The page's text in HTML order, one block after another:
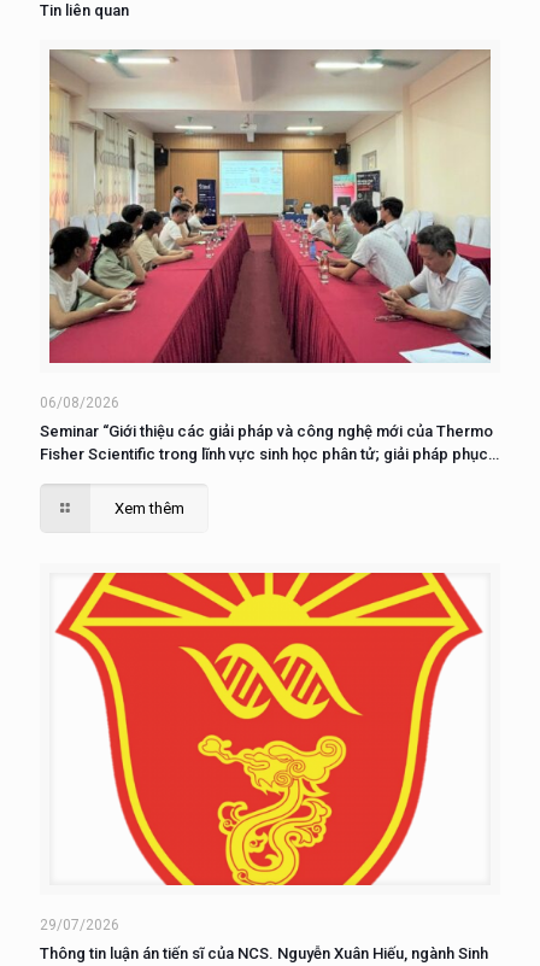
Tin liên quan
06/08/2026
Seminar “Giới thiệu các giải pháp và công nghệ mới của Thermo
Fisher Scientific trong lĩnh vực sinh học phân tử; giải pháp phục
Xem thêm
29/07/2026
Thông tin luận án tiến sĩ của NCS. Nguyễn Xuân Hiếu, ngành Sinh